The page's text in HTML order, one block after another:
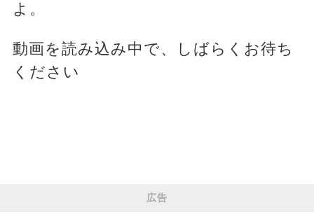
よ。
動画を読み込み中で、しばらくお待ち
ください
広告